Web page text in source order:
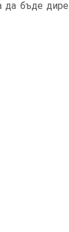
бъде